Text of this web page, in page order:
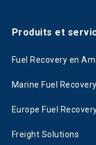
Produits et
Fuel Recovery en
Marine Fuel Recovery
Europe Fuel
Freight Solutions